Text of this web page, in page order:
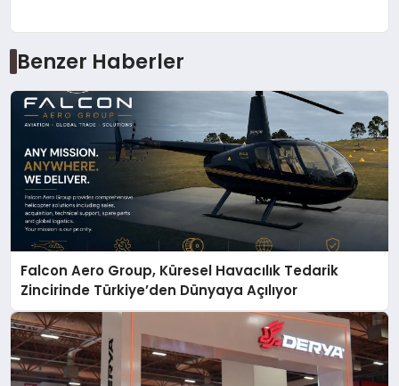
Benzer Haberler
Falcon Aero Group, Küresel Havacılık Tedarik
Zincirinde Türkiye’den Dünyaya Açılıyor